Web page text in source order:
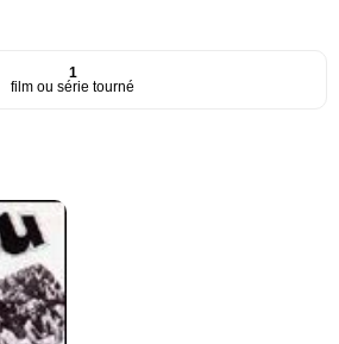
1
film ou série tourné